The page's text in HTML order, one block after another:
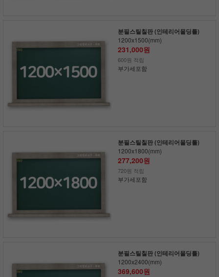
분필스틸칠판 (인테리어몰딩틀)
1200x1500(mm)
231,000원
600원 적립
부가세포함
분필스틸칠판 (인테리어몰딩틀)
1200x1800(mm)
277,200원
720원 적립
부가세포함
분필스틸칠판 (인테리어몰딩틀)
1200x2400(mm)
369,600원